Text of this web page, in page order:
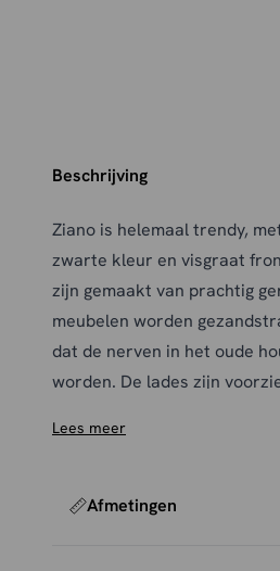
Beschrijving
Ziano is helemaal trendy,
zwarte kleur en visgraat
zijn gemaakt van prachtig
meubelen worden
dat de nerven in het oude
worden. De lades zijn
maar past ook perfect in
Lees meer
Afmetingen